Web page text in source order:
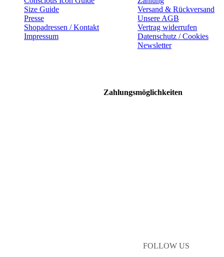
Size Guide
Presse
Shopadressen / Kontakt
Impressum
Versand & Rückversand
Unsere AGB
Vertrag widerrufen
Datenschutz / Cookies
Newsletter
Zahlungsmöglichkeiten
FOLLOW US